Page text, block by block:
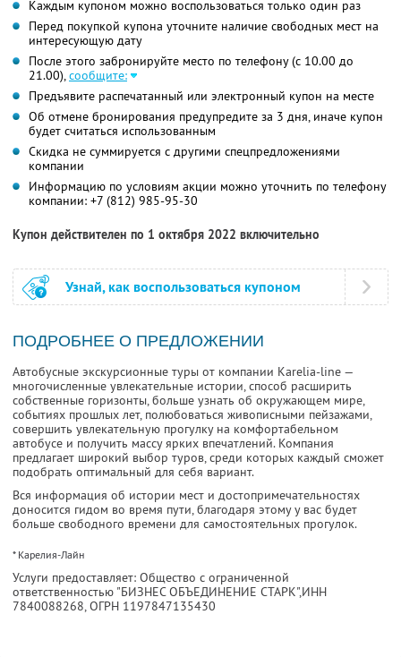
Каждым купоном можно воспользоваться только один раз
Перед покупкой купона уточните наличие свободных мест на
интересующую дату
После этого забронируйте место по телефону (с 10.00 до
21.00),сообщите:
Предъявите распечатанный или электронный купон на месте
Об отмене бронирования предупредите за 3 дня, иначе купон
будет считаться использованным
Скидка не суммируется с другими спецпредложениями
компании
Информацию по условиям акции можно уточнить по телефону
компании: +7 (812) 985-95-30
Купон действителен по 1 октября 2022 включительно
Узнай, как воспользоваться купоном
ПОДРОБНЕЕ О ПРЕДЛОЖЕНИИ
Автобусные экскурсионные туры от компании Karelia-line —
многочисленные увлекательные истории, способ расширить
собственные горизонты, больше узнать об окружающем мире,
событиях прошлых лет, полюбоваться живописными пейзажами,
совершить увлекательную прогулку на комфортабельном
автобусе и получить массу ярких впечатлений. Компания
предлагает широкий выбор туров, среди которых каждый сможет
подобрать оптимальный для себя вариант.
Вся информация об истории мест и достопримечательностях
доносится гидом во время пути, благодаря этому у вас будет
больше свободного времени для самостоятельных прогулок.
* Карелия-Лайн
Услуги предоставляет: Общество с ограниченной
ответственностью "БИЗНЕС ОБЪЕДИНЕНИЕ СТАРК",ИНН
7840088268, ОГРН 1197847135430